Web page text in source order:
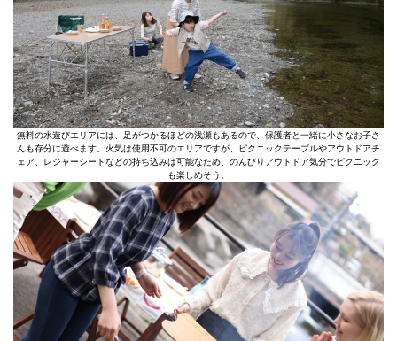
無料の水遊びエリアには、足がつかるほどの浅瀬もあるので、保護者と一緒に小さなお子さ
んも存分に遊べます。火気は使用不可のエリアですが、ピクニックテーブルやアウトドアチ
ェア、レジャーシートなどの持ち込みは可能なため、のんびりアウトドア気分でピクニック
も楽しめそう。